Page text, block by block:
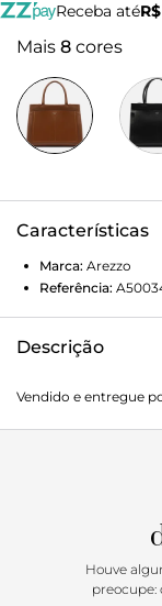
Receba até
Mais 8 cores
Características
Marca: Arezzo
Referência:
Descrição
formato
alças de mão,
Vendido e entregue
Houve
preocupe: